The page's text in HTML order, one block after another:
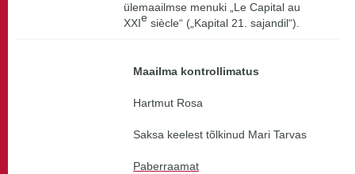
ülemaailmse menuki „Le Capital au
XXIe siècle“ („Kapital 21. sajandil“).
Maailma kontrollimatus
Hartmut Rosa
Saksa keelest tõlkinud Mari Tarvas
Paberraamat